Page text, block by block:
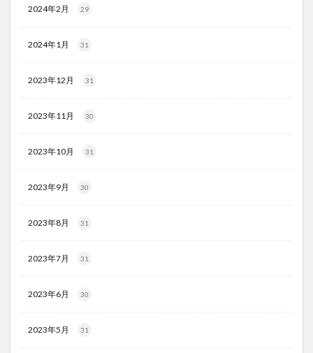
2024年2月 29
2024年1月 31
2023年12月 31
2023年11月 30
2023年10月 31
2023年9月 30
2023年8月 31
2023年7月 31
2023年6月 30
2023年5月 31